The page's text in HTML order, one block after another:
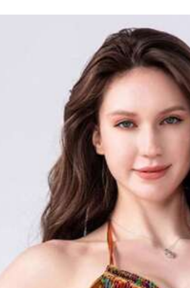
weißen Punkten Schwarz-
Pfauenblauer
Germany
Versand
Lieferung:18 Aug. - 21 Aug.
& 12X Versandcoupons erhalten (Wert 32,07€)
kostenlose Rückgabe
der Fair-Use-Richtlinie